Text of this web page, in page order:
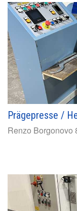
Prägepresse /
Renzo Borgonovo